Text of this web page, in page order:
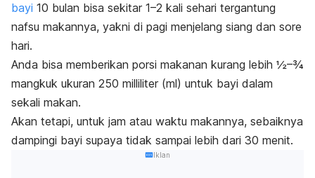
bayi 10 bulan bisa sekitar 1–2 kali sehari tergantung
nafsu makannya, yakni di pagi menjelang siang dan sore
hari.
Anda bisa memberikan porsi makanan kurang lebih ½–¾
mangkuk ukuran 250 milliliter (ml) untuk bayi dalam
sekali makan.
Akan tetapi, untuk jam atau waktu makannya, sebaiknya
dampingi bayi supaya tidak sampai lebih dari 30 menit.
Iklan